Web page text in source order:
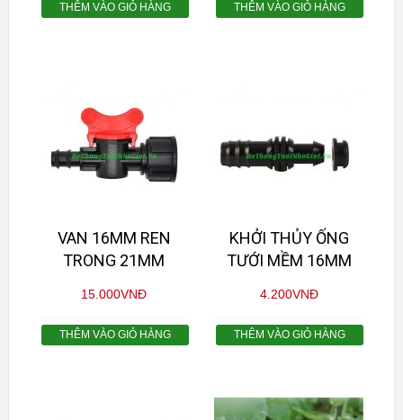
THÊM VÀO GIỎ HÀNG THÊM VÀO GIỎ HÀNG
VAN 16MM REN
TRONG 21MM
15.000VNĐ
THÊM VÀO GIỎ HÀNG
KHỞI THỦY ỐNG
TƯỚI MỀM 16MM
4.200VNĐ
THÊM VÀO GIỎ HÀNG